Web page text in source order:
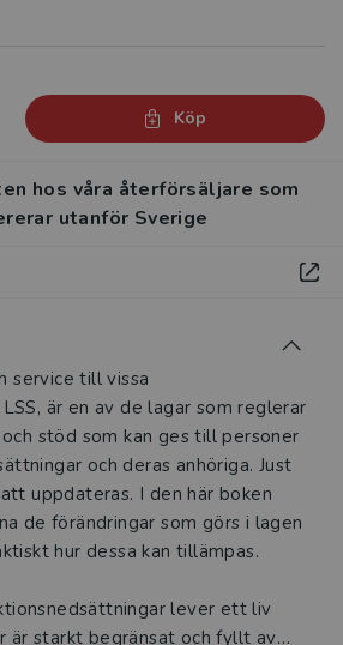
Köp
hos våra återförsäljare som
utanför Sverige
service till vissa
är en av de lagar som reglerar
stöd som kan ges till personer
och deras anhöriga. Just
uppdateras. I den här boken
de förändringar som görs i lagen
hur dessa kan tillämpas.
lever ett liv
är starkt begränsat och fyllt av